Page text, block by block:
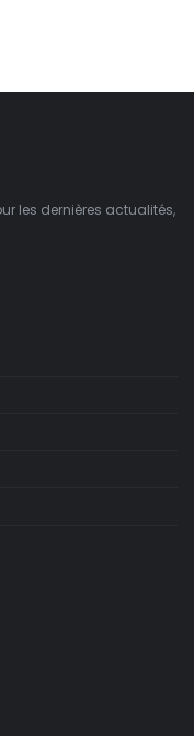
les dernières actualités,